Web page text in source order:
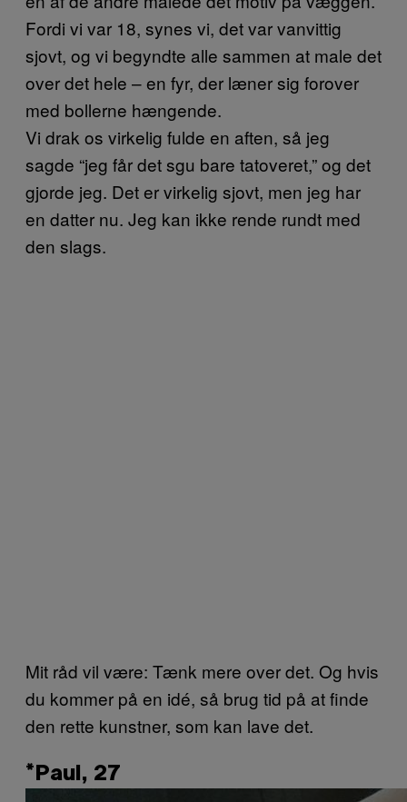
Fordi vi var 18, synes vi, det var vanvittig
sjovt, og vi begyndte alle sammen at male det
over det hele – en fyr, der læner sig forover
med bollerne hængende.
Vi drak os virkelig fulde en aften, så jeg
sagde “jeg får det sgu bare tatoveret,” og det
gjorde jeg. Det er virkelig sjovt, men jeg har
en datter nu. Jeg kan ikke rende rundt med
den slags.
Mit råd vil være: Tænk mere over det. Og hvis
du kommer på en idé, så brug tid på at finde
den rette kunstner, som kan lave det.
*Paul, 27